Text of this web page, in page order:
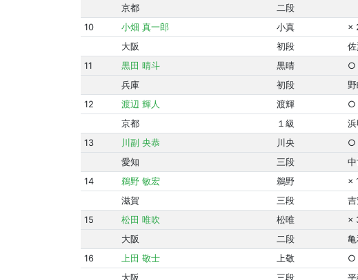
京都
二段
10
小畑 真一郎 小真 ×
大阪
初段
11
黒田 晴斗 黒晴 ○
兵庫
初段
12
渡辺 輝人 渡輝 ○
京都
１級 浜
13
川副 央恭 川央 ○
愛知
三段
14
鵜野 敏宏 鵜野 ×
滋賀
三段 吉
15
松田 唯吹 松唯 ×
大阪
二段 亀
16
上田 敬士 上敬 ○
大阪
三段 平